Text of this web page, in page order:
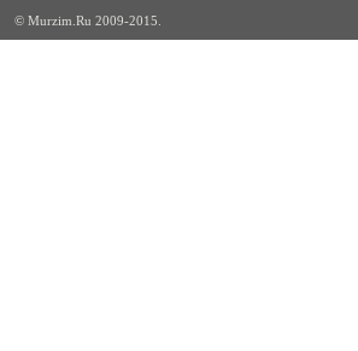
© Murzim.Ru 2009-2015.